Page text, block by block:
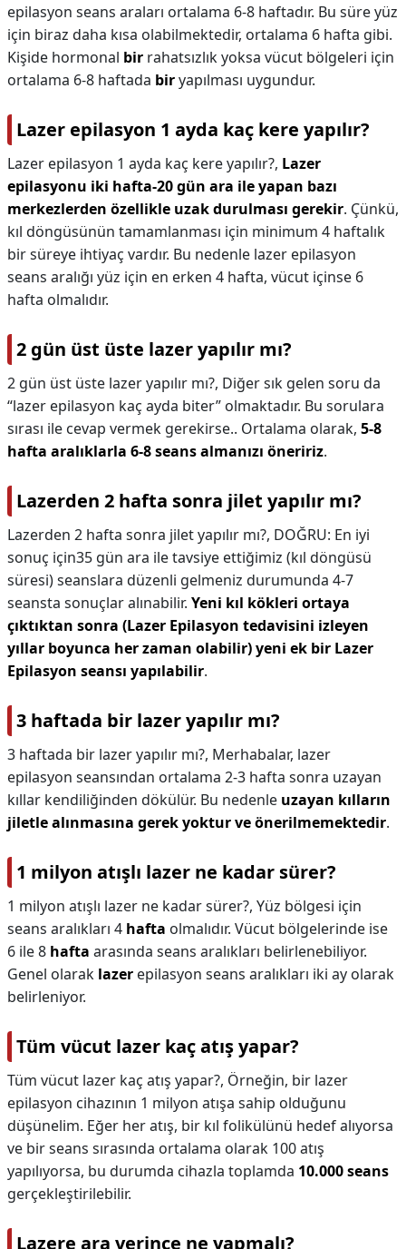
epilasyon seans araları ortalama 6-8 haftadır. Bu süre yüz
için biraz daha kısa olabilmektedir, ortalama 6 hafta gibi.
Kişide hormonal bir rahatsızlık yoksa vücut bölgeleri için
ortalama 6-8 haftada biryapılması uygundur.
Lazer epilasyon 1 ayda kaç kere yapılır?
Lazer epilasyon 1 ayda kaç kere yapılır?, Lazer
epilasyonu iki hafta-20 gün ara ile yapan bazı
merkezlerden özellikle uzak durulması gerekir. Çünkü,
kıl döngüsünün tamamlanması için minimum 4 haftalık
bir süreye ihtiyaç vardır. Bu nedenle lazer epilasyon
seans aralığı yüz için en erken 4 hafta, vücut içinse 6
hafta olmalıdır.
2 gün üst üste lazer yapılır mı?
2 gün üst üste lazer yapılır mı?, Diğer sık gelen soru da
“lazer epilasyon kaç ayda biter” olmaktadır. Bu sorulara
sırası ile cevap vermek gerekirse.. Ortalama olarak, 5-8
hafta aralıklarla 6-8 seans almanızı öneririz.
Lazerden 2 hafta sonra jilet yapılır mı?
Lazerden 2 hafta sonra jilet yapılır mı?, DOĞRU: En iyi
sonuç için35 gün ara ile tavsiye ettiğimiz (kıl döngüsü
süresi) seanslara düzenli gelmeniz durumunda 4-7
seansta sonuçlar alınabilir. Yeni kıl kökleri ortaya
çıktıktan sonra (Lazer Epilasyon tedavisini izleyen
yıllar boyunca her zaman olabilir) yeni ek bir Lazer
Epilasyon seansı yapılabilir.
3 haftada bir lazer yapılır mı?
3 haftada bir lazer yapılır mı?, Merhabalar, lazer
epilasyon seansından ortalama 2-3 hafta sonra uzayan
kıllar kendiliğinden dökülür. Bu nedenle uzayan kılların
jiletle alınmasına gerek yoktur ve önerilmemektedir.
1 milyon atışlı lazer ne kadar sürer?
1 milyon atışlı lazer ne kadar sürer?, Yüz bölgesi için
seans aralıkları 4 hafta olmalıdır. Vücut bölgelerinde ise
6 ile 8 hafta arasında seans aralıkları belirlenebiliyor.
Genel olarak lazer epilasyon seans aralıkları iki ay olarak
belirleniyor.
Tüm vücut lazer kaç atış yapar?
Tüm vücut lazer kaç atış yapar?, Örneğin, bir lazer
epilasyon cihazının 1 milyon atışa sahip olduğunu
düşünelim. Eğer her atış, bir kıl folikülünü hedef alıyorsa
ve bir seans sırasında ortalama olarak 100 atış
yapılıyorsa, bu durumda cihazla toplamda 10.000 seans
gerçekleştirilebilir.
Lazere ara verince ne yapmalı?